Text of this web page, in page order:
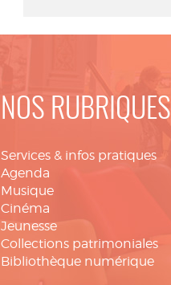
NOS RUBRIQUES
Services & infos pratiques
Agenda
Musique
Cinéma
Jeunesse
Collections patrimoniales
Bibliothèque numérique